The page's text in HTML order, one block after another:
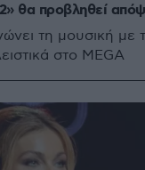
θα προβληθεί
τη μουσική με
στο MEGA